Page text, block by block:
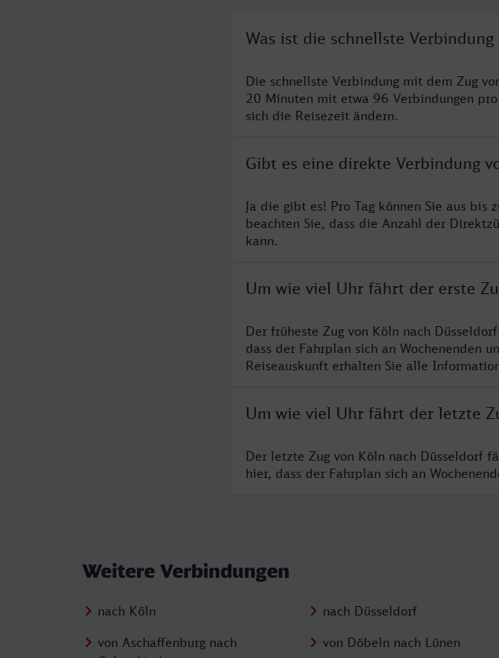
Was ist die schnellste
Die schnellste Verbindung mit dem Zug
20 Minuten mit etwa 96 Verbindungen
sich die Reisezeit ändern.
Gibt es eine direkte Verbindung
Ja die gibt es! Pro Tag können Sie aus
beachten Sie, dass die Anzahl der
kann.
Um wie viel Uhr fährt der erste
Der früheste Zug von Köln nach
dass der Fahrplan sich an Wochenenden
Reiseauskunft erhalten Sie alle
Um wie viel Uhr fährt der letzte
Der letzte Zug von Köln nach Düsseldorf
hier, dass der Fahrplan sich an
Weitere Verbindungen
nach Köln nach Düsseldorf
von Aschaffenburg nach
von Döbeln nach Lünen